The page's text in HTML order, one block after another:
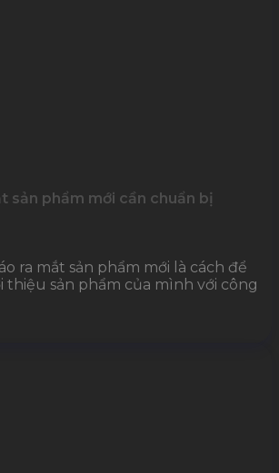
sản phẩm mới cần chuẩn bị
ra mắt sản phẩm mới là cách để
thiệu sản phẩm của mình với công